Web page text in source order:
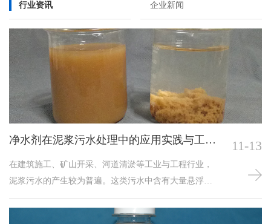
行业资讯 企业新闻
净水剂在泥浆污水处理中的应用实践与工艺
在建筑施工、矿山开采、河道清淤等工业与工程行业，
泥浆污水的产生较为普遍。这类污水中含有大量悬浮泥
浆颗粒、胶体物质及部分可溶性污染物，若直接排放，
不仅会堵塞市政管网、污染水体环境，还可能破坏土壤
11-13